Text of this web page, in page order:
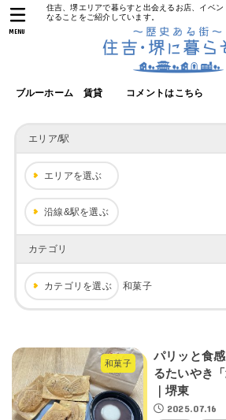
住吉、堺エリアで暮らすと出会えるお店、イベン
なることをご紹介しています。
ブルーホーム 賃貸 コメントはこちら
MENU
エリア/駅
エリアを選ぶ
沿線&駅を選ぶ
カテゴリ
カテゴリを選ぶ 和菓子
和菓子
パリッと食
るたいやき
｜堺東
2025.07.16